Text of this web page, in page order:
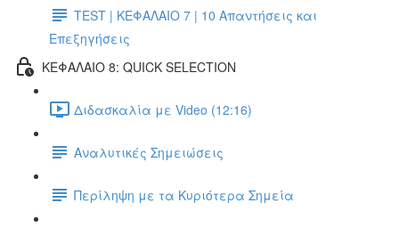
TEST | ΚΕΦΑΛΑΙΟ 7 | 10 Απαντήσεις και
Επεξηγήσεις
ΚΕΦΑΛΑΙΟ 8: QUICK SELECTION
Διδασκαλία με Video (12:16)
Αναλυτικές Σημειώσεις
Περίληψη με τα Κυριότερα Σημεία